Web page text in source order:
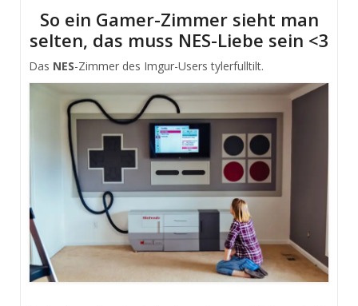
GUIDES
SHOP
Suche
nach:
So ein Gamer-Zimmer sieht man
selten, das muss NES-Liebe sein <3
Das NES-Zimmer des Imgur-Users tylerfulltilt.